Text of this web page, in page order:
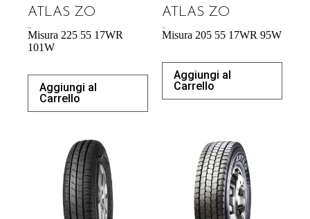
ATLAS ZO
Misura 225 55 17WR
101W
Aggiungi al
Carrello
ATLAS ZO
Misura 205 55 17WR 95W
Aggiungi al
Carrello